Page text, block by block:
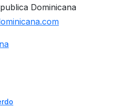
Dominicana